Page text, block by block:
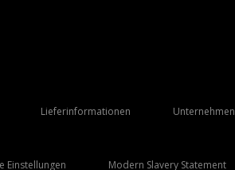
Lieferinformationen Unternehmen
Einstellungen Modern Slavery Statement